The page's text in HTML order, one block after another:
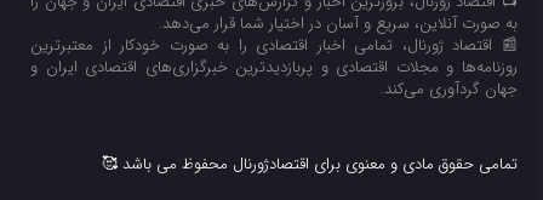
به صورت آنلاین، سریع و آسان در اختیار شما قرار می‌‌دهد.
📰 اقتصاد ژورنال، تمامی اخبار اقتصادی را به صورت خودکار از معتبرترین
روزنامه‌ها و مجلات اقتصادی و پربازدیدترین خبرگزاری‌های اقتصادی ایران و
جهان گردآوری می‌کند.
تمامی حقوق مادی و معنوی برای اقتصادژورنال محفوظ می باشد 🥰